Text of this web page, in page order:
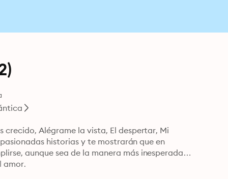
Alégrame la vista, El despertar, Mi
historias y te mostrarán que en
aunque sea de la manera más inesperada…
amor.